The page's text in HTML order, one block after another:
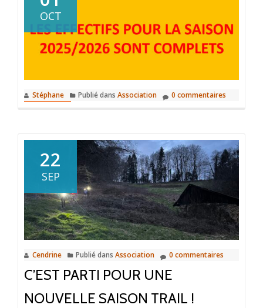
OCT
Stéphane Publié dans Association 0 commentaires
22
SEP
Cendrine Publié dans Association 0 commentaires
C’EST PARTI POUR UNE
NOUVELLE SAISON TRAIL !